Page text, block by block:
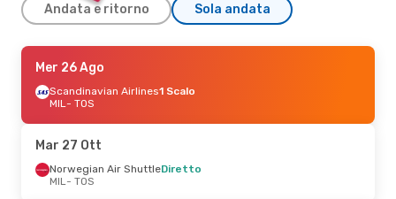
Andata e ritorno Sola andata
Mar 27 Ott- Mar 3 Nov
Norwegian Air Shuttle
Diretto
Norwegian Air Shuttle
Diretto
TOS - MIL
Mer 26 Ago
Scandinavian Airlines1 Scalo
MIL- TOS
Mar 27 Ott
Norwegian Air ShuttleDiretto
MIL- TOS